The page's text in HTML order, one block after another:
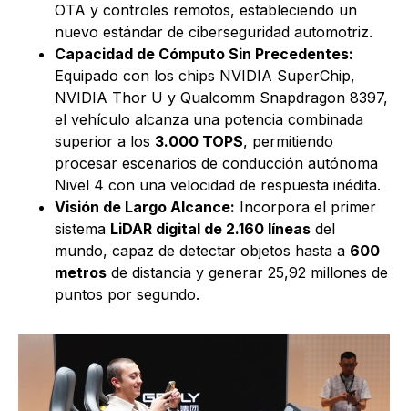
OTA y controles remotos, estableciendo un
nuevo estándar de ciberseguridad automotriz.
Capacidad de Cómputo Sin Precedentes:
Equipado con los chips NVIDIA SuperChip,
NVIDIA Thor U y Qualcomm Snapdragon 8397,
el vehículo alcanza una potencia combinada
superior a los 3.000 TOPS, permitiendo
procesar escenarios de conducción autónoma
Nivel 4 con una velocidad de respuesta inédita.
Visión de Largo Alcance: Incorpora el primer
sistema LiDAR digital de 2.160 líneas del
mundo, capaz de detectar objetos hasta a 600
metros de distancia y generar 25,92 millones de
puntos por segundo.